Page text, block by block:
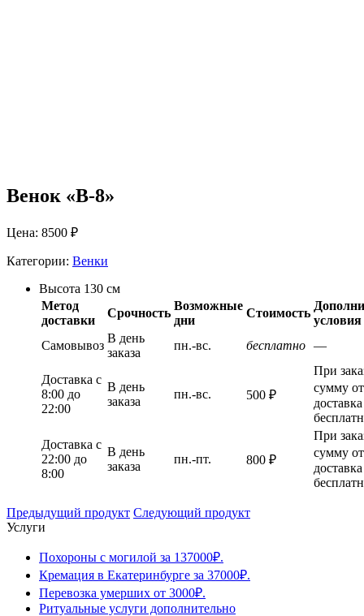
Венок «В-8»
Цена: 8500 ₽
Категории: Венки
Высота 130 см
Метод
доставки
Срочность
Возможные
дни
Стоимость
условия
Самовывоз
В день
заказа
пн.-вс. бесплатно —
Доставка c
8:00 до
22:00
В день
заказа
пн.-вс. 500 ₽
При
сумму
доставка
Доставка с
22:00 до
8:00
В день
заказа
пн.-пт. 800 ₽
При
сумму
доставка
Предыдущий продукт Следующий продукт
Услуги
Похороны с могилой за 137000₽.
Кремация в Екатеринбурге за 37000₽.
Перевозка умерших от 3000₽.
Ритуальные услуги дополнительно